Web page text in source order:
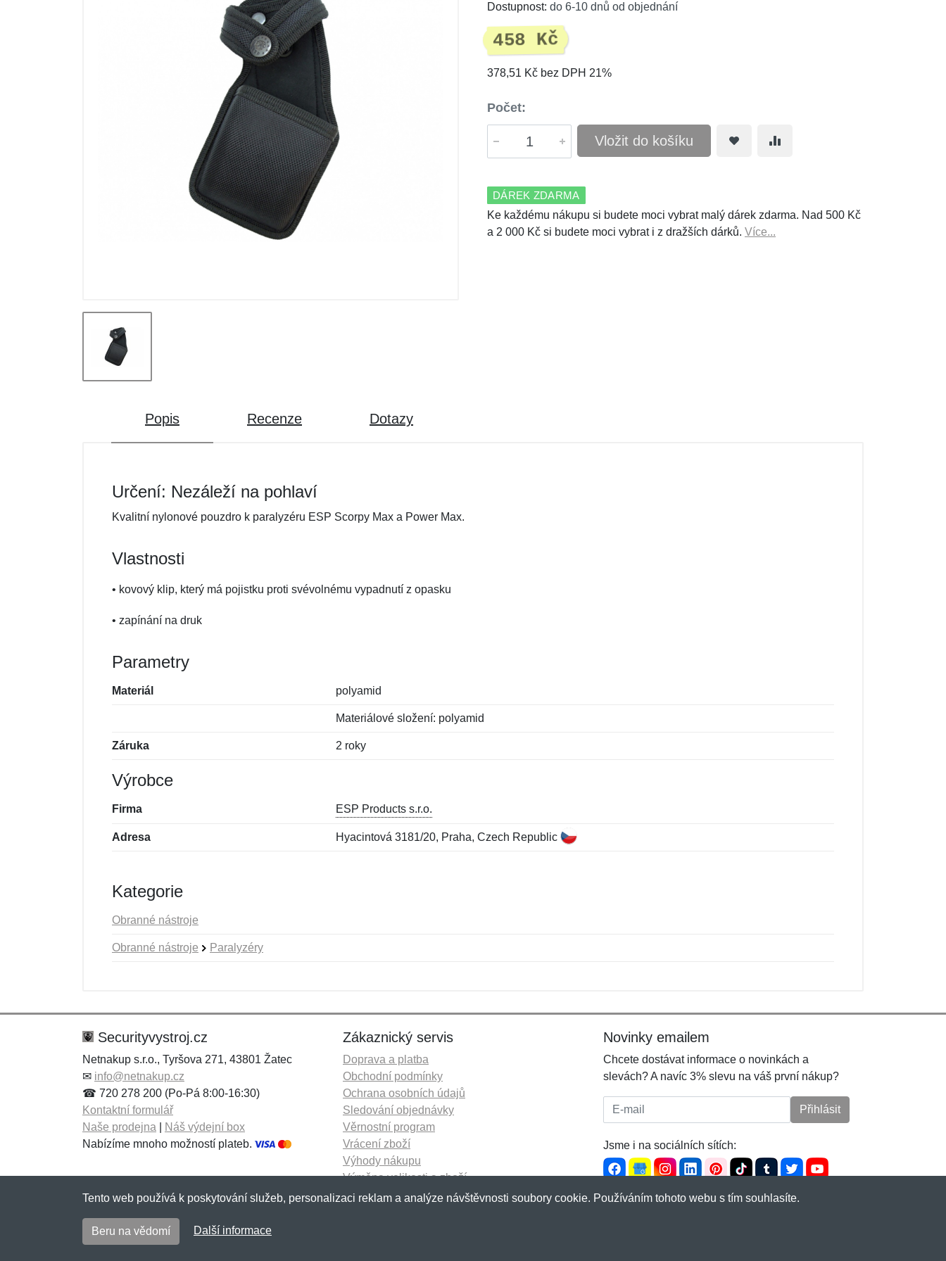
Dostupnost: do 6-10 dnů od objednání
458 Kč
378,51 Kč bez DPH 21%
Počet:
Vložit do košíku
DÁREK ZDARMA
Ke každému nákupu si budete moci vybrat malý dárek zdarma. Nad 500 Kč
a 2 000 Kč si budete moci vybrat i z dražších dárků. Více...
Popis Recenze Dotazy
Určení: Nezáleží na pohlaví
Kvalitní nylonové pouzdro k paralyzéru ESP Scorpy Max a Power Max.
Vlastnosti
• kovový klip, který má pojistku proti svévolnému vypadnutí z opasku
• zapínání na druk
Parametry
Materiál polyamid
Materiálové složení: polyamid
Záruka 2 roky
Výrobce
Firma ESP Products s.r.o.
Adresa Hyacintová 3181/20, Praha, Czech Republic
Kategorie
Obranné nástroje
Obranné nástroje Paralyzéry
Zpráva*
Přidat
Zpráva*
Přidat
Securityvystroj.cz
Netnakup s.r.o., Tyršova 271, 43801 Žatec
✉ info@netnakup.cz
☎ 720 278 200 (Po-Pá 8:00-16:30)
Kontaktní formulář
Naše prodejna
Náš výdejní box
Nabízíme mnoho možností plateb.
Zákaznický servis
Doprava a platba
Obchodní podmínky
Ochrana osobních údajů
Sledování objednávky
Věrnostní program
Vrácení zboží
Výhody nákupu
Výměna velikosti a zboží
Více informací...
Novinky emailem
Chcete dostávat informace o novinkách a
slevách? A navíc 3% slevu na váš první nákup?
E-mail: Přihlásit
Jsme i na sociálních sítích:
Copyright © 2007-2026 (19 let s vámi)
Tento web používá k poskytování služeb, personalizaci reklam a analýze návštěvnosti soubory cookie. Používáním tohoto webu s tím souhlasíte.
Beru na vědomí Další informace